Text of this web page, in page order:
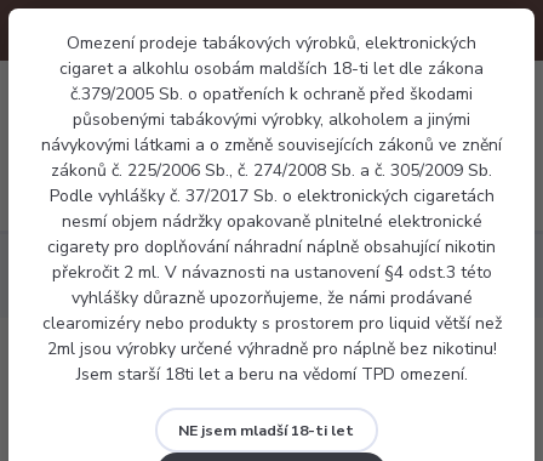
Omezení prodeje tabákových výrobků, elektronických
cigaret a alkohlu osobám maldších 18-ti let dle zákona
č.379/2005 Sb. o opatřeních k ochraně před škodami
působenými tabákovými výrobky, alkoholem a jinými
návykovými látkami a o změně souvisejících zákonů ve znění
zákonů č. 225/2006 Sb., č. 274/2008 Sb. a č. 305/2009 Sb.
Podle vyhlášky č. 37/2017 Sb. o elektronických cigaretách
nesmí objem nádržky opakovaně plnitelné elektronické
cigarety pro doplňování náhradní náplně obsahující nikotin
překročit 2 ml. V návaznosti na ustanovení §4 odst.3 této
vyhlášky důrazně upozorňujeme, že námi prodávané
clearomizéry nebo produkty s prostorem pro liquid větší než
2ml jsou výrobky určené výhradně pro náplně bez nikotinu!
Jsem starší 18ti let a beru na vědomí TPD omezení.
NE jsem mladší 18-ti let
Menu
0 Kč
Báze a příchutě Příchutě
Příchuť Imperia Black Label - Lesní
jahoda 10ml
Příchuť Imperia Black Label - Lesní
jahoda 10ml